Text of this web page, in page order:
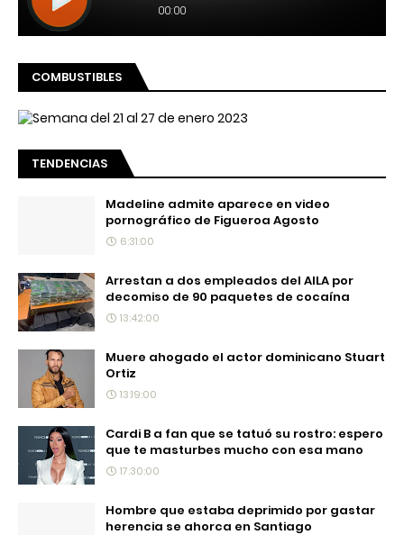
COMBUSTIBLES
TENDENCIAS
Madeline admite aparece en video
pornográfico de Figueroa Agosto
6:31:00
Arrestan a dos empleados del AILA por
decomiso de 90 paquetes de cocaína
13:42:00
Muere ahogado el actor dominicano Stuart
Ortiz
13:19:00
Cardi B a fan que se tatuó su rostro: espero
que te masturbes mucho con esa mano
17:30:00
Hombre que estaba deprimido por gastar
herencia se ahorca en Santiago